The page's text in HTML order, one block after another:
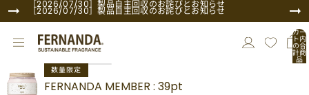
［2026/07/30］製品自主回収のお詫びとお知らせ
［2026/07/30］製品自主回収のお詫びとお知らせ
カー
ト内
の合
計商
品
数:
商品情報にスキップ
数量限定
FERNANDA MEMBER : 39pt